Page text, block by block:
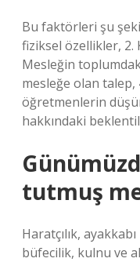
Bu faktörleri şu
fiziksel özellikler, 2.
Mesleğin
mesleğe olan talep,
öğretmenlerin
hakkındaki
tutmuş
Haratçılık, ayakkabı
büfecilik, kulnu ve